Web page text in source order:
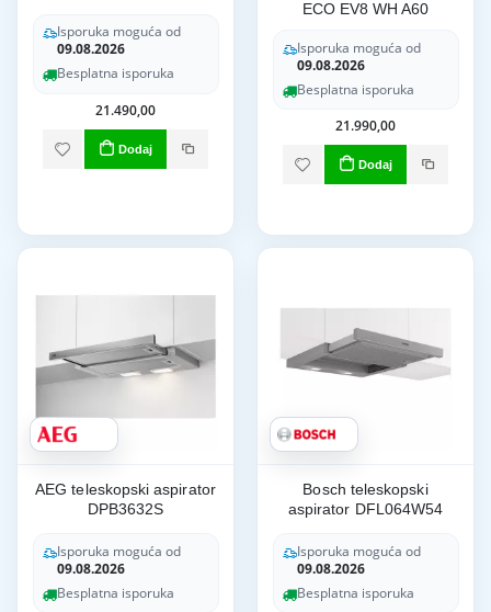
Isporuka moguća od
09.08.2026
Besplatna isporuka
21.490,00
Dodaj
ECO EV8 WH A60
Isporuka moguća od
09.08.2026
Besplatna isporuka
21.990,00
Dodaj
AEG teleskopski aspirator
DPB3632S
Isporuka moguća od
09.08.2026
Besplatna isporuka
Bosch teleskopski
aspirator DFL064W54
Isporuka moguća od
09.08.2026
Besplatna isporuka